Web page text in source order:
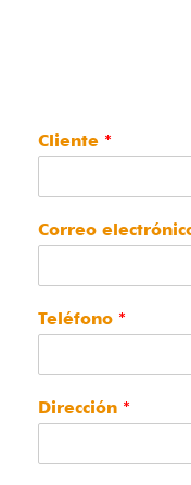
Cliente *
Correo
Teléfono *
Dirección *